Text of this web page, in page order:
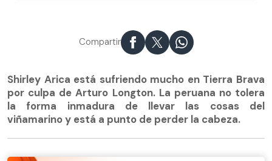
Compartir
Shirley Arica está sufriendo mucho en Tierra Brava
por culpa de Arturo Longton. La peruana no tolera
la forma inmadura de llevar las cosas del
viñamarino y está a punto de perder la cabeza.